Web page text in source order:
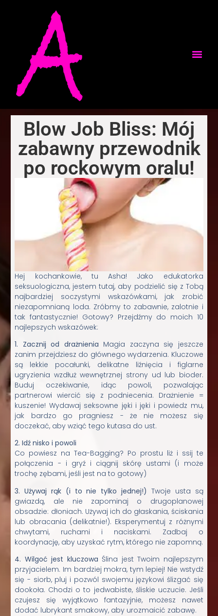
Blow Job Bliss: Mój
zabawny przewodnik
po rockowym oralu!
Hej kochankowie, tu Asha! Jako edukatorka
seksuologiczna, jestem tutaj, aby podzielić się z Tobą
najbardziej soczystymi wskazówkami, jak zrobić
niezapomnianą loda. Zróbmy to zabawnie, zalotnie i
tak fantastycznie! Gotowy? Przejdźmy do moich 10
najlepszych wskazówek:
1. Zacznij od drażnienia Magia zaczyna się jeszcze
zanim przejdziesz do głównego wydarzenia. Kluczowe
są lekkie pocałunki, delikatne liźnięcia i figlarne
ugryzienia wzdłuż wewnętrznej strony ud lub bioder.
Buduj oczekiwanie, idąc powoli, pozwalając
partnerowi wiercić się z podniecenia. Drażnienie =
kuszenie! Wydawaj seksowne jęki i jęki i powiedz mu,
jak bardzo go pragniesz - że nie możesz się
doczekać, aby wziąć tego kutasa do ust.
2. Idź nisko i powoli
Co powiesz na Tea-Bagging? Po prostu liż i ssij te
połączenia - i gryź i ciągnij skórę ustami (i może
trochę zębami, jeśli jest na to gotowy)
3. Używaj rąk (i to nie tylko jednej!) Twoje usta są
gwiazdą, ale nie zapominaj o drugoplanowej
obsadzie: dłoniach. Używaj ich do głaskania, ściskania
lub obracania (delikatnie!). Eksperymentuj z różnymi
chwytami, ruchami i naciskami. Zadbaj o
koordynację, aby uzyskać rytm, którego nie zapomną.
4. Wilgoć jest kluczowa Ślina jest Twoim najlepszym
przyjacielem. Im bardziej mokra, tym lepiej! Nie wstydź
się - siorb, pluj i pozwól swojemu językowi ślizgać się
dookoła. Chodzi o to jedwabiste, śliskie uczucie. Jeśli
czujesz się wyjątkowo fantazyjnie, możesz nawet
dodać lubrykant smakowy, aby urozmaicić zabawę.